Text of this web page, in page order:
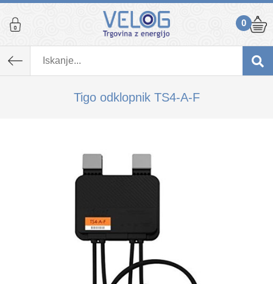
0
Tigo odklopnik TS4-A-F
K izdelku, ki ste ga dodali v košarico,
priporočamo tudi...